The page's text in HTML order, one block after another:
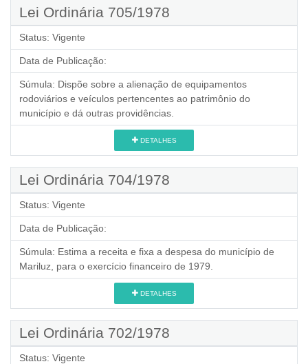
Lei Ordinária 705/1978
Status: Vigente
Data de Publicação:
Súmula: Dispõe sobre a alienação de equipamentos
rodoviários e veículos pertencentes ao patrimônio do
município e dá outras providências.
DETALHES
Lei Ordinária 704/1978
Status: Vigente
Data de Publicação:
Súmula: Estima a receita e fixa a despesa do município de
Mariluz, para o exercício financeiro de 1979.
DETALHES
Lei Ordinária 702/1978
Status: Vigente